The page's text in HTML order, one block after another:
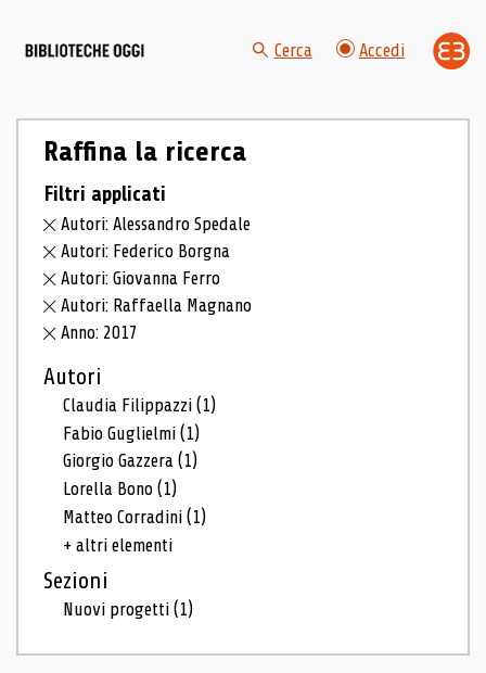
Cerca Accedi
Raffina la ricerca
Filtri applicati
Autori: Alessandro Spedale
Autori: Federico Borgna
Autori: Giovanna Ferro
Autori: Raffaella Magnano
Anno: 2017
Autori
Claudia Filippazzi(1)
Fabio Guglielmi(1)
Giorgio Gazzera(1)
Lorella Bono(1)
Matteo Corradini(1)
+ altri elementi
Sezioni
Nuovi progetti(1)